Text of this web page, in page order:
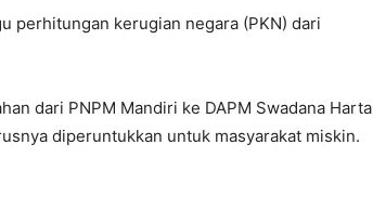
perhitungan kerugian negara (PKN) dari
dari PNPM Mandiri ke DAPM Swadana Harta
diperuntukkan untuk masyarakat miskin.